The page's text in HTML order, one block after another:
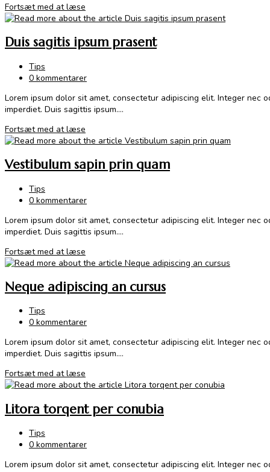
Fortsæt med at læse
neque
diam
Duis sagitis ipsum prasent
Post
category:
Tips
Post
0 kommentarer
Lorem ipsum dolor sit amet, consectetur adipiscing elit. Integer nec
imperdiet. Duis sagittis ipsum.…
Fortsæt med at læse
sagitis
prasent
Vestibulum sapin prin quam
Post
category:
Tips
Post
0 kommentarer
Lorem ipsum dolor sit amet, consectetur adipiscing elit. Integer nec
imperdiet. Duis sagittis ipsum.…
Fortsæt med at læse
sapin
quam
Neque adipiscing an cursus
Post
category:
Tips
Post
0 kommentarer
Lorem ipsum dolor sit amet, consectetur adipiscing elit. Integer nec
imperdiet. Duis sagittis ipsum.…
Fortsæt med at læse
adipiscing
cursus
Litora torqent per conubia
Post
category:
Tips
Post
0 kommentarer
Lorem ipsum dolor sit amet, consectetur adipiscing elit. Integer nec